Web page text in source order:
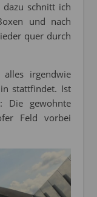
dazu schnitt ich
und nach
quer durch
irgendwie
stattfindet. Ist
Die gewohnte
Feld vorbei